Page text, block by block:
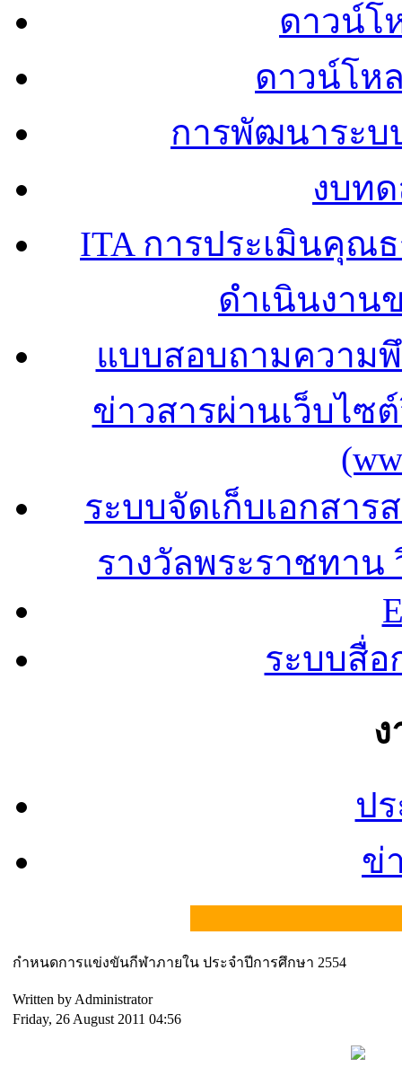
ดาวน์โ
ดาวน์โห
การพัฒนาระ
งบท
ITA การประเมินคุณ
ดำเนินงาน
แบบสอบถามความ
ข่าวสารผ่านเว็บไซ
ระบบจัดเก็บเอกสา
รางวัลพระราชทา
ระบบสื่อ
ป
ข่
กำหนดการแข่งขันกีฬาภายใน ประจำปีการศึกษา 2554
Written by Administrator
Friday, 26 August 2011 04:56